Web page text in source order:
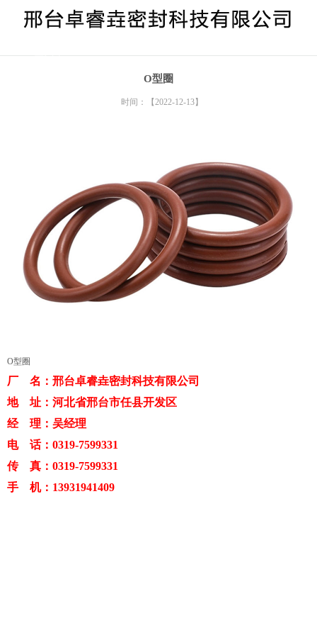
O型圈
时间：【2022-12-13】
O型圈
厂 名：邢台卓睿垚密封科技有限公司
地 址：河北省邢台市任县开发区
经 理：吴经理
电 话：0319-7599331
传 真：0319-7599331
手 机：13931941409